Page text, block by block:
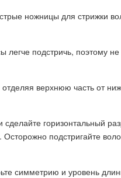
ножницы для стрижки
подстричь, поэтому не
верхнюю часть от
горизонтальный
подстригайте
симметрию и уровень